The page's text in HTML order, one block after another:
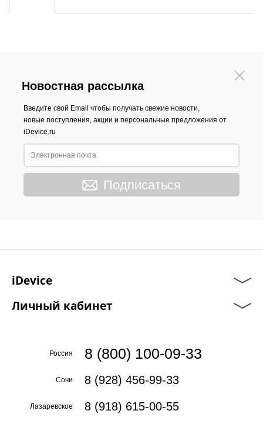
Новостная рассылка
Введите свой Email чтобы получать свежие новости,
новые поступления, акции и персональные предложения от
iDevice.ru
Подписаться
iDevice
Личный кабинет
Россия 8 (800) 100-09-33
Сочи 8 (928) 456-99-33
Лазаревское 8 (918) 615-00-55